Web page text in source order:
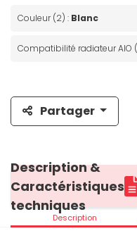
Couleur (2) : Blanc
Compatibilité radiateur AIO
Partager
Description &
Caractéristiques
techniques
Description